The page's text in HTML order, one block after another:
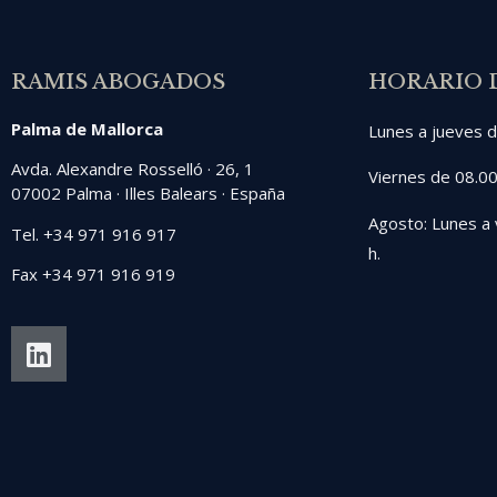
RAMIS ABOGADOS
Palma de Mallorca
Avda. Alexandre Rosselló · 26, 1
07002 Palma · Illes Balears · España
Tel. +34 971 916 917
Fax +34 971 916 919
HORARIO
Lunes a jueves
Viernes de
Agosto: Lunes
h.